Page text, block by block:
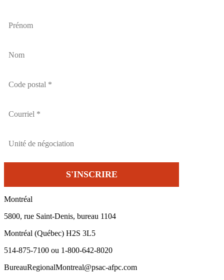
Montréal
5800, rue Saint-Denis, bureau 1104
Montréal (Québec) H2S 3L5
514-875-7100 ou 1-800-642-8020
BureauRegionalMontreal@psac-afpc.com